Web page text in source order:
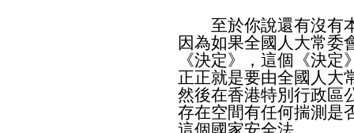
至於你說還有沒有本
因為如果全國人大常委
《決定》，這個《決
正正就是要由全國人大
然後在香港特別行政區
存在空間有任何揣測是